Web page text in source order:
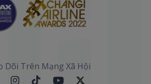
Dõi Trên Mạng Xã Hội